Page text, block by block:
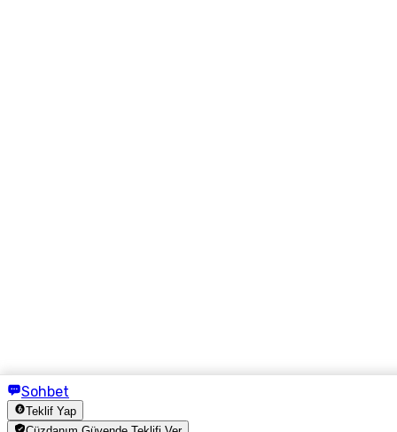
Sohbet
Teklif Yap